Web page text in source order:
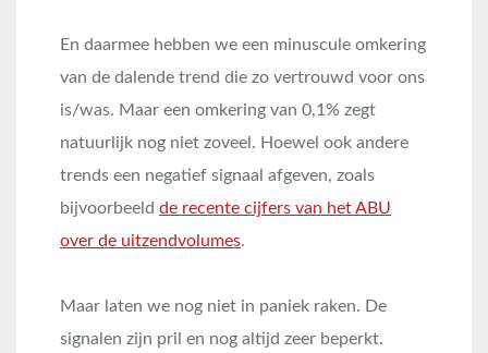
En daarmee hebben we een minuscule omkering
van de dalende trend die zo vertrouwd voor ons
is/was. Maar een omkering van 0,1% zegt
natuurlijk nog niet zoveel. Hoewel ook andere
trends een negatief signaal afgeven, zoals
bijvoorbeeld de recente cijfers van het ABU
over de uitzendvolumes.
Maar laten we nog niet in paniek raken. De
signalen zijn pril en nog altijd zeer beperkt.